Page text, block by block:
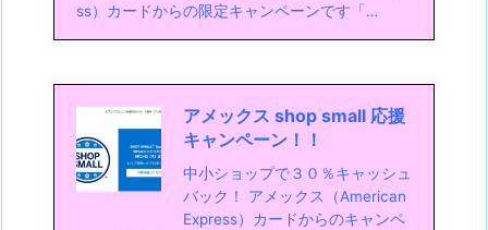
ss）カードからの限定キャンペーンです「…
アメックス shop small 応援
キャンペーン！！
中小ショップで３０％キャッシュ
バック！ アメックス（American
Express）カードからのキャンペ